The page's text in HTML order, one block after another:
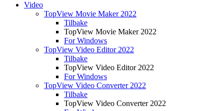
Video
TopView Movie Maker 2022
Tilbake
TopView Movie Maker 2022
For Windows
TopView Video Editor 2022
Tilbake
TopView Video Editor 2022
For Windows
TopView Video Converter 2022
Tilbake
TopView Video Converter 2022